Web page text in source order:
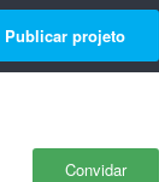
Publicar projeto
Convidar